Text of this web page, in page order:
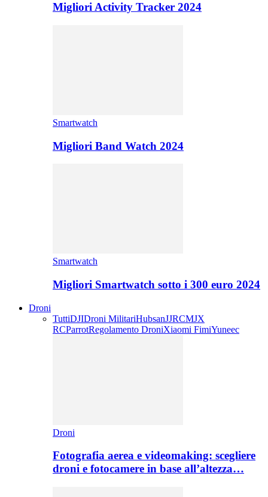
Migliori Activity Tracker 2024
Smartwatch
Migliori Band Watch 2024
Smartwatch
Migliori Smartwatch sotto i 300 euro 2024
Droni
TuttiDJIDroni MilitariHubsanJJRCMJX
RCParrotRegolamento DroniXiaomi FimiYuneec
Droni
Fotografia aerea e videomaking: scegliere
droni e fotocamere in base all’altezza…